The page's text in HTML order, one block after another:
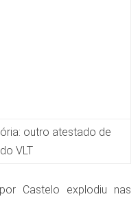
outro atestado de
VLT
Castelo explodiu nas